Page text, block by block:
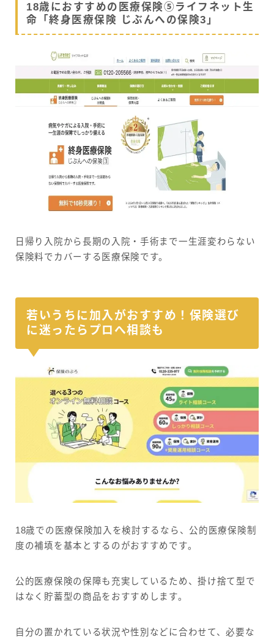
18歳におすすめの医療保険⑤ライフネット生
命「終身医療保険 じぶんへの保険3」
日帰り入院から長期の入院・手術まで一生涯変わらない
保険料でカバーする医療保険です。
若いうちに加入がおすすめ！保険選び
に迷ったらプロへ相談も
18歳での医療保険加入を検討するなら、公的医療保険制
度の補填を基本とするのがおすすめです。
公的医療保険の保障も充実しているため、掛け捨て型で
はなく貯蓄型の商品をおすすめします。
自分の置かれている状況や性別などに合わせて、必要な